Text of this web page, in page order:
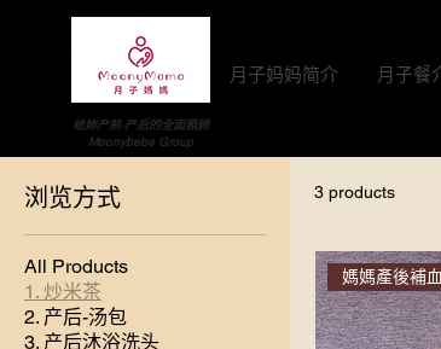
​给妳产前·产后的全面照顾
Moonybebe Group
月子妈妈简介 月子餐
浏览方式
All Products
1. 炒米茶
2. 产后-汤包
3. 产后沐浴洗头
3 products
媽媽產後補